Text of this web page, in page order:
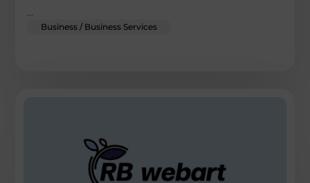
...
Business / Business Services